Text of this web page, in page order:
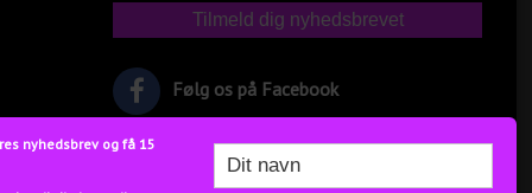
Følg os på Facebook
nyhedsbrev og få 15